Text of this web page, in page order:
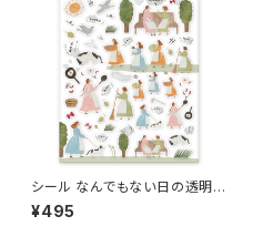
シール なんでもない日の透明シ
ール /ネクタイ
¥495